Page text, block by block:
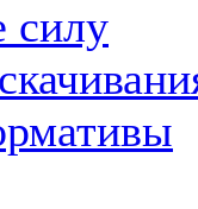
силу